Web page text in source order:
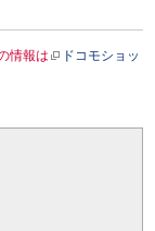
情報は
ドコモショッ